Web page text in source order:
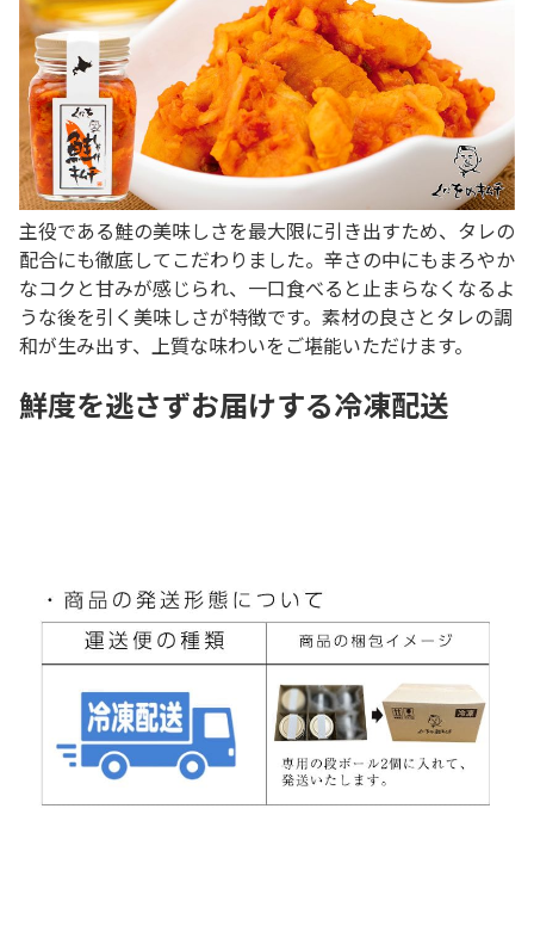
主役である鮭の美味しさを最大限に引き出すため、タレの
配合にも徹底してこだわりました。辛さの中にもまろやか
なコクと甘みが感じられ、一口食べると止まらなくなるよ
うな後を引く美味しさが特徴です。素材の良さとタレの調
和が生み出す、上質な味わいをご堪能いただけます。
鮮度を逃さずお届けする冷凍配送